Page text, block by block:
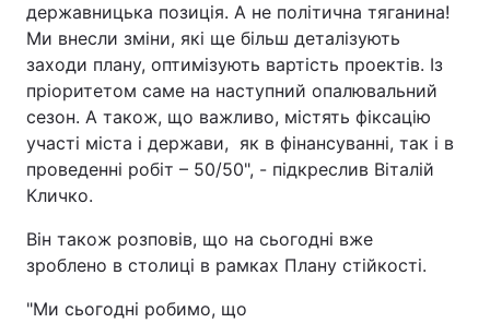
державницька позиція. А не політична тяганина!
Ми внесли зміни, які ще більш деталізують
заходи плану, оптимізують вартість проектів. Із
пріоритетом саме на наступний опалювальний
сезон. А також, що важливо, містять фіксацію
участі міста і держави, як в фінансуванні, так і в
проведенні робіт – 50/50", - підкреслив Віталій
Кличко.
Він також розповів, що на сьогодні вже
зроблено в столиці в рамках Плану стійкості.
"Ми сьогодні робимо, що